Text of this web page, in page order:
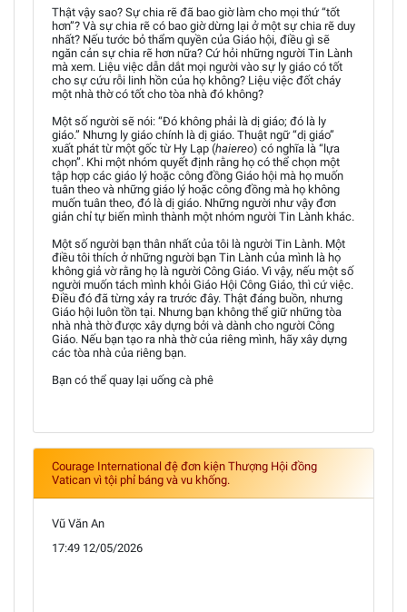
Thật vậy sao? Sự chia rẽ đã bao giờ làm cho mọi thứ “tốt
hơn”? Và sự chia rẽ có bao giờ dừng lại ở một sự chia rẽ duy
nhất? Nếu tước bỏ thẩm quyền của Giáo hội, điều gì sẽ
ngăn cản sự chia rẽ hơn nữa? Cứ hỏi những người Tin Lành
mà xem. Liệu việc dẫn dắt mọi người vào sự ly giáo có tốt
cho sự cứu rỗi linh hồn của họ không? Liệu việc đốt cháy
một nhà thờ có tốt cho tòa nhà đó không?
Một số người sẽ nói: “Đó không phải là dị giáo; đó là ly
giáo.” Nhưng ly giáo chính là dị giáo. Thuật ngữ “dị giáo”
xuất phát từ một gốc từ Hy Lạp (haiereo) có nghĩa là “lựa
chọn”. Khi một nhóm quyết định rằng họ có thể chọn một
tập hợp các giáo lý hoặc công đồng Giáo hội mà họ muốn
tuân theo và những giáo lý hoặc công đồng mà họ không
muốn tuân theo, đó là dị giáo. Những người như vậy đơn
giản chỉ tự biến mình thành một nhóm người Tin Lành khác.
Một số người bạn thân nhất của tôi là người Tin Lành. Một
điều tôi thích ở những người bạn Tin Lành của mình là họ
không giả vờ rằng họ là người Công Giáo. Vì vậy, nếu một số
người muốn tách mình khỏi Giáo Hội Công Giáo, thì cứ việc.
Điều đó đã từng xảy ra trước đây. Thật đáng buồn, nhưng
Giáo hội luôn tồn tại. Nhưng bạn không thể giữ những tòa
nhà nhà thờ được xây dựng bởi và dành cho người Công
Giáo. Nếu bạn tạo ra nhà thờ của riêng mình, hãy xây dựng
các tòa nhà của riêng bạn.
Bạn có thể quay lại uống cà phê
Courage International đệ đơn kiện Thượng Hội đồng
Vatican vì tội phỉ báng và vu khống.
Vũ Văn An
17:49 12/05/2026